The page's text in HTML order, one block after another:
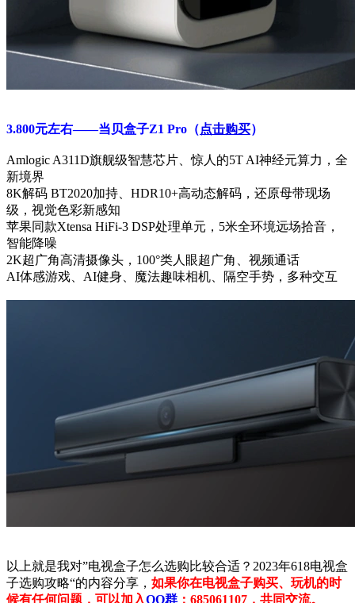
3.800元左右——当贝盒子Z1 Pro（点击购买）
Amlogic A311D旗舰级智慧芯片、惊人的5T AI神经元算力，全
新境界
8K解码 BT2020加持、HDR10+高动态解码，还原母带现场
级，视觉色彩新感知
苹果同款Xtensa HiFi-3 DSP处理单元，5米全环境远场拾音，
智能降噪
2K超广角高清摄像头，100°类人眼超广角、视频通话
AI体感游戏、AI健身、魔法趣味相机、隔空手势，多种交互
以上就是我对”电视盒子怎么选购比较合适？2023年618电视盒
子选购攻略“的内容分享， 如果你在电视盒子购买、玩机的时
候有任何问题，可以加入QQ群 ：685061107，共同交流。